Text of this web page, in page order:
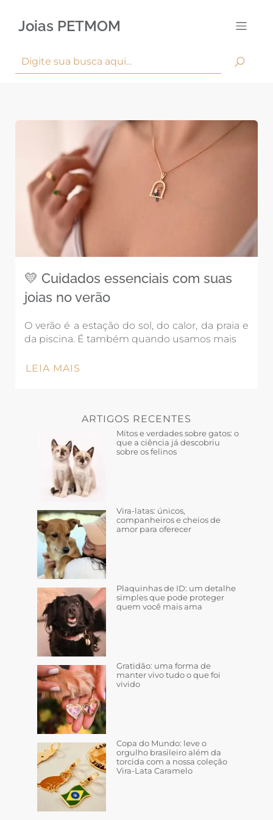
Joias PETMOM
💛 Cuidados essenciais com suas
joias no verão
O verão é a estação do sol, do calor, da praia e
da piscina. É também quando usamos mais
LEIA MAIS
ARTIGOS RECENTES
Mitos e verdades sobre gatos: o
que a ciência já descobriu
sobre os felinos
Vira-latas: únicos,
companheiros e cheios de
amor para oferecer
Plaquinhas de ID: um detalhe
simples que pode proteger
quem você mais ama
Gratidão: uma forma de
manter vivo tudo o que foi
vivido
Copa do Mundo: leve o
orgulho brasileiro além da
torcida com a nossa coleção
Vira-Lata Caramelo